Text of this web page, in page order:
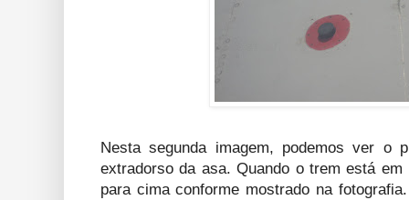
Nesta segunda imagem, podemos ver o
extradorso da asa. Quando o trem está
para cima conforme mostrado na